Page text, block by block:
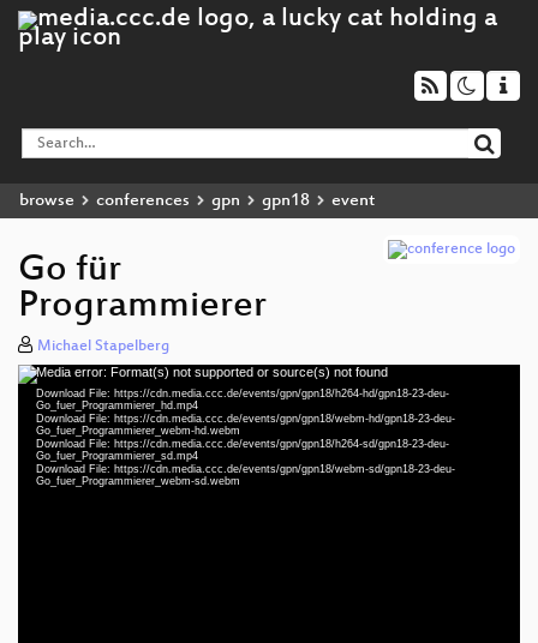
browse conferences gpn gpn18 event
Go für
Programmierer
Michael Stapelberg
Video
Player
Media error: Format(s) not supported or source(s) not found
Download File: https://cdn.media.ccc.de/events/gpn/gpn18/h264-hd/gpn18-23-deu-
Go_fuer_Programmierer_hd.mp4
Download File: https://cdn.media.ccc.de/events/gpn/gpn18/webm-hd/gpn18-23-deu-
Go_fuer_Programmierer_webm-hd.webm
Download File: https://cdn.media.ccc.de/events/gpn/gpn18/h264-sd/gpn18-23-deu-
Go_fuer_Programmierer_sd.mp4
Download File: https://cdn.media.ccc.de/events/gpn/gpn18/webm-sd/gpn18-23-deu-
Go_fuer_Programmierer_webm-sd.webm